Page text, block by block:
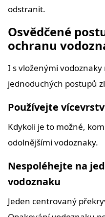
odstranit.
Osvědčené
ochranu
I s vloženými
jednoduchých postupů
Používejte
Kdykoli je to možné,
odolnějšími vodoznaky.
Nespoléhejte na
vodoznaku
Jeden centrovaný